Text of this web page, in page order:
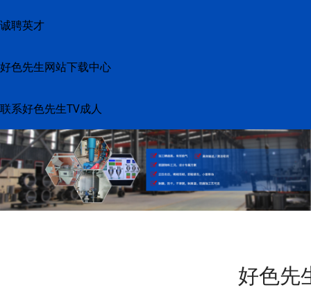
诚聘英才
好色先生网站下载中心
联系好色先生TV成人
好色先